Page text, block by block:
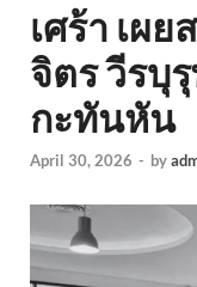
เศร้า เผ
จิตร วีรบุ
กะทันหัน
April 30, 2026 - by